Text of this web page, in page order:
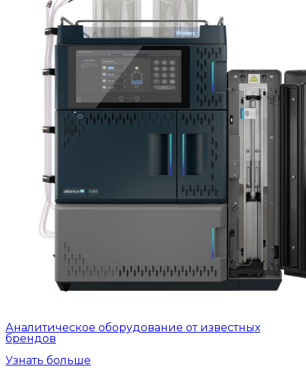
Аналитическое оборудование от известных
брендов
Узнать больше